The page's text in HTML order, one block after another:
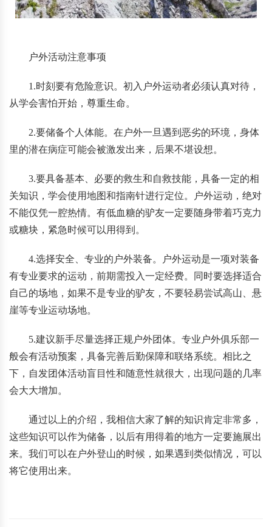
户外活动注意事项
1.时刻要有危险意识。初入户外运动者必须认真对待，
从学会害怕开始，尊重生命。
2.要储备个人体能。在户外一旦遇到恶劣的环境，身体
里的潜在病症可能会被激发出来，后果不堪设想。
3.要具备基本、必要的救生和自救技能，具备一定的相
关知识，学会使用地图和指南针进行定位。户外运动，绝对
不能仅凭一腔热情。有低血糖的驴友一定要随身带着巧克力
或糖块，紧急时候可以用得到。
4.选择安全、专业的户外装备。户外运动是一项对装备
有专业要求的运动，前期需投入一定经费。同时要选择适合
自己的场地，如果不是专业的驴友，不要轻易尝试高山、悬
崖等专业运动场地。
5.建议新手尽量选择正规户外团体。专业户外俱乐部一
般会有活动预案，具备完善后勤保障和联络系统。相比之
下，自发团体活动盲目性和随意性就很大，出现问题的几率
会大大增加。
通过以上的介绍，我相信大家了解的知识肯定非常多，
这些知识可以作为储备，以后有用得着的地方一定要施展出
来。我们可以在户外登山的时候，如果遇到类似情况，可以
将它使用出来。